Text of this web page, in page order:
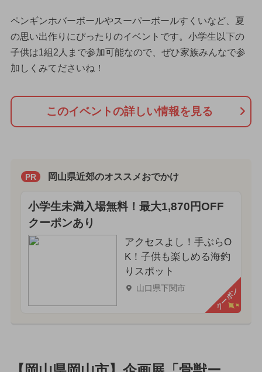
ペンギンホバーボールやスーパーボールすくいなど、夏
の思い出作りにぴったりのイベントです。小学生以下の
子供は1組2人まで参加可能なので、ぜひ家族みんなで参
加しくみてださいね！
このイベントの詳しい情報を見る
PR 岡山県近郊のオススメおでかけ
小学生未満入場無料！最大1,870円OFF
クーポンあり
アクセスよし！手ぶらO
K！子供も楽しめる海釣
りスポット
山口県下関市 クーポン